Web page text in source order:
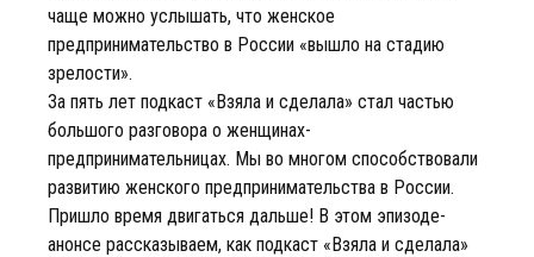
чаще можно услышать, что женское
предпринимательство в России «вышло на стадию
зрелости».
За пять лет подкаст «Взяла и сделала» стал частью
большого разговора о женщинах-
предпринимательницах. Мы во многом способствовали
развитию женского предпринимательства в России.
Пришло время двигаться дальше! В этом эпизоде-
анонсе рассказываем, как подкаст «Взяла и сделала»